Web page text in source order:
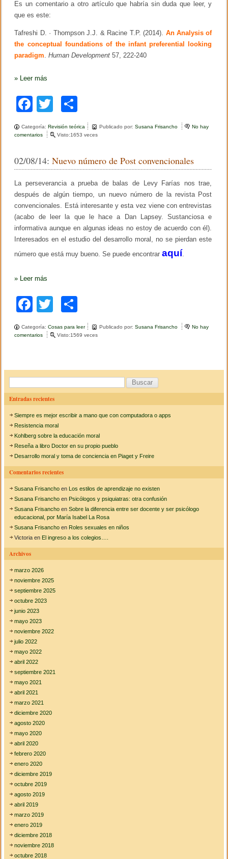
y
E
Es un comentario a otro artículo que habría sin duda que leer, y
que es este:
Tafreshi D. · Thompson J.J. & Racine T.P. (2014). An Analysis of
the conceptual foundations of the infant preferential looking
paradigm .Human Development 57, 222-240
» Leer más
F
a
c
b
o
o
k
wi
tt
o
m
ar
tir
Categoría:Revisión teórica Publicado por:Susana Frisancho
No hay
comentarios
é
i
n
s
u
d
s
l
i
v
s
c
i
ó
r
e
d
l
l
o
m
l
a
i
n
Visto:1653 veces
02/08/14:Nuevo número de Post convencionales
La perseverancia a prueba de balas de Levy Farías nos trae,
después de algún tiempo, un nuevo número de la revista Post
convencionales. Está interesante y esta vez viene con entrevistas
(acabo de leer la que le hace a Dan Lapsey. Sustanciosa e
informativa aunque en algunas ideas no estoy de acuerdo con él).
Interesados en el estudio del desarrollo moral, no se pierdan este
número que está muy bueno. Se puede encontraraquí
» Leer más
F
a
c
b
o
o
k
tt
m
ar
tir
Categoría:Cosas para leer Publicado por:Susana Frisancho
No hay
comentarios
n
ú
e
r
o
e
P
o
s
c
o
v
n
c
i
a
l
e
Visto:1569 veces
u
c
a
Entradas recientes
Siempre es mejor escribir a mano que con computadora o apps
Resistencia moral
Kohlberg sobre la educación moral
Reseña a libro Doctor en su propio pueblo
Desarrollo moral y toma de conciencia en Piaget y Freire
Comentarios recientes
Susana Frisancho enLos estilos de aprendizaje no existen
Susana Frisancho enPsicólogos y psiquiatras: otra confusión
Susana Frisancho enSobre la diferencia entre ser docente y ser psicólogo
educacional, por María Isabel La Rosa
Susana Frisancho enRoles sexuales en niños
Victoria enEl ingreso a los colegios….
Archivos
marzo 2026
noviembre 2025
septiembre 2025
octubre 2023
junio 2023
mayo 2023
noviembre 2022
julio 2022
mayo 2022
abril 2022
septiembre 2021
mayo 2021
abril 2021
marzo 2021
diciembre 2020
agosto 2020
mayo 2020
abril 2020
febrero 2020
enero 2020
diciembre 2019
octubre 2019
agosto 2019
abril 2019
marzo 2019
enero 2019
diciembre 2018
noviembre 2018
octubre 2018